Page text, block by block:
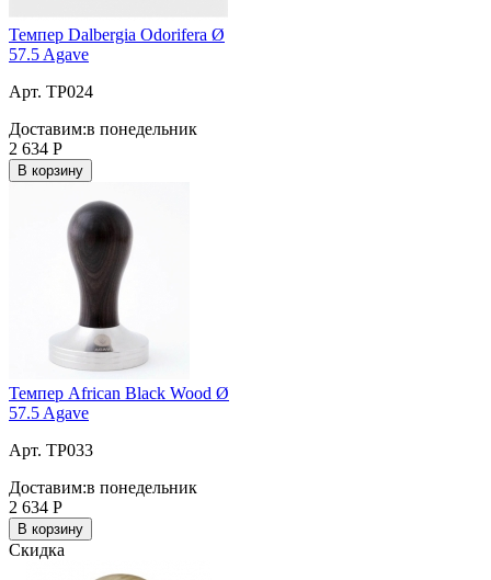
Темпер Dalbergia Odorifera Ø
57.5 Agave
Арт. TP024
Доставим:в понедельник
2 634 Р
В корзину
Темпер African Black Wood Ø
57.5 Agave
Арт. TP033
Доставим:в понедельник
2 634 Р
В корзину
Скидка